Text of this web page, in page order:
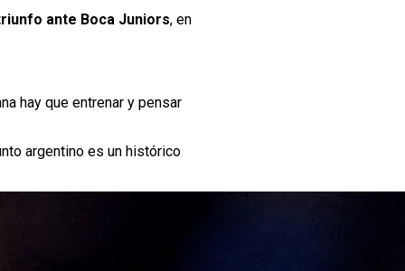
ante Boca Juniors, en
hay que entrenar y pensar
argentino es un histórico